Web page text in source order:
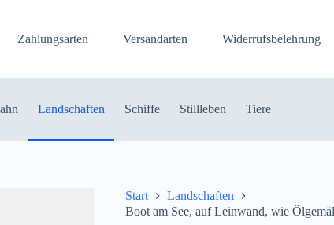
Zahlungsarten Versandarten Widerrufsbelehrung
Landschaften Schiffe Stillleben Tiere
Start
Landschaften
Boot am See, auf Leinwand, wie